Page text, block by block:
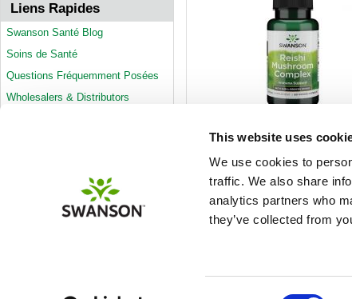
This website uses
We use cookies to
traffic. We also share
analytics partners who
they’ve collected from
Liens Rapides
Swanson Santé Blog
Soins de Santé
Questions Fréquemment Posées
Wholesalers & Distributors
Conditions de livraison